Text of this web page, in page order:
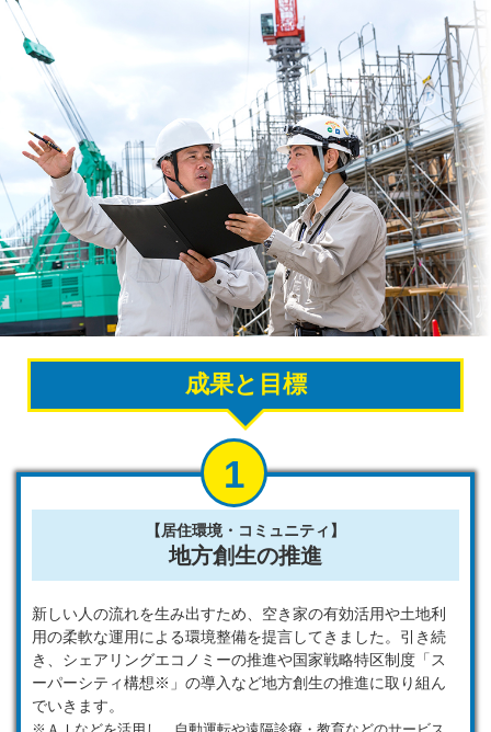
成果と目標
【居住環境・コミュニティ】
地方創生の推進
新しい人の流れを生み出すため、空き家の有効活用や土地利
用の柔軟な運用による環境整備を提言してきました。引き続
き、シェアリングエコノミーの推進や国家戦略特区制度「ス
ーパーシティ構想※」の導入など地方創生の推進に取り組ん
でいきます。